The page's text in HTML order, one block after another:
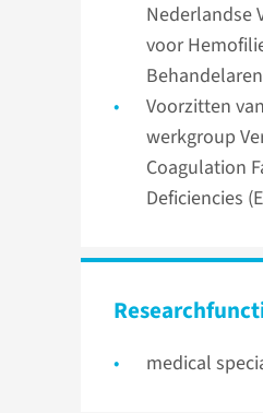
Nederlandse
voor
Voorzitten
werkgroup
Coagulation
Deficiencies
medical